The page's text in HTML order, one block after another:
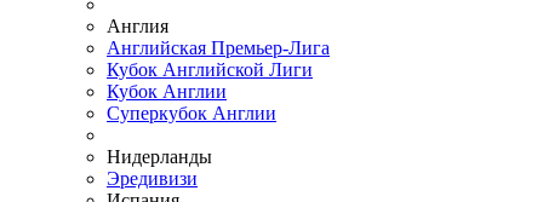
Англия
Английская Премьер-Лига
Кубок Английской Лиги
Кубок Англии
Суперкубок Англии
Нидерланды
Эредивизи